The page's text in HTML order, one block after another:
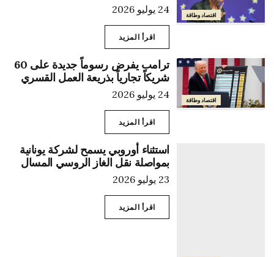
اقتصاد وطاقة 24 يوليو 2026
اقرأ المزيد
اقتصاد وطاقة
ترامب يفرض رسوماً جديدة على 60
شريكاً تجارياً بذريعة العمل القسري
24 يوليو 2026
اقرأ المزيد
استثناء أوروبي يسمح لشركة يونانية
بمواصلة نقل الغاز الروسي المسال
23 يوليو 2026
اقرأ المزيد